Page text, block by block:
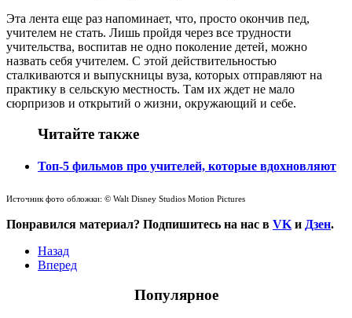
Эта лента еще раз напоминает, что, просто окончив пед,
учителем не стать. Лишь пройдя через все трудности
учительства, воспитав не одно поколение детей, можно
назвать себя учителем. С этой действительностью
сталкиваются и выпускницы вуза, которых отправляют на
практику в сельскую местность. Там их ждет не мало
сюрпризов и открытий о жизни, окружающий и себе.
Читайте также
Топ-5 фильмов про учителей, которые вдохновляют
Источник фото обложки: © Walt Disney Studios Motion Pictures
Понравился материал? Подпишитесь на нас в VK и Дзен.
Назад
Вперед
Популярное